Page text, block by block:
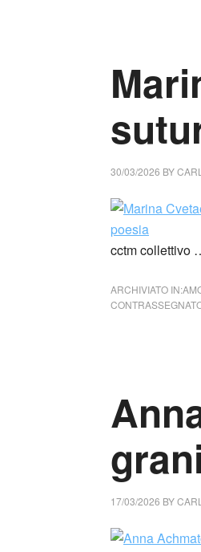
30/03/2026 BY
cctm collettivo
ARCHIVIATO IN:
17/03/2026 BY